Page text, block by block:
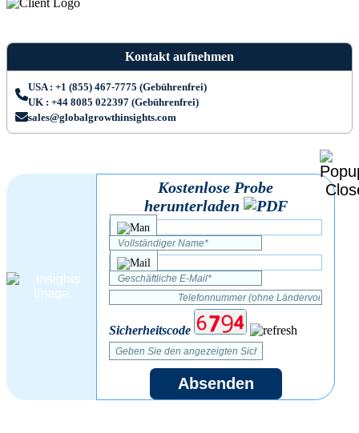
Kontakt aufnehmen
USA : +1 (855) 467-7775 (Gebührenfrei)
UK : +44 8085 022397 (Gebührenfrei)
sales@globalgrowthinsights.com
Kostenlose Probe
herunterladen
Sicherheitscode
Absenden